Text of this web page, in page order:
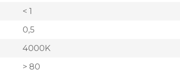
< 1
0,5
4000K
> 80